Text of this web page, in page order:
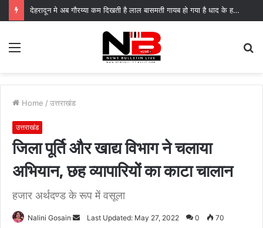
देहरादून मे अब गौरय्या कम दिखती है लाल बासमती गायब हो गया है धाद के हरेला 26 मे बच्चों ने क्लाइमेंट चेंज को बताया अपनी नजर से
Menu
Home / उत्तराखंड
उत्तराखंड
जिला पूर्ति और खाद्य विभाग ने चलाया
अभियान, छह व्यापारियों का काटा चालान
हजार अर्थदण्ड के रूप में वसूला
Nalini Gosain
SendLast Updated: May 27, 2022 0 70